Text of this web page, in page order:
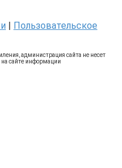
| Пользовательское
администрация сайта не несет
на сайте информации